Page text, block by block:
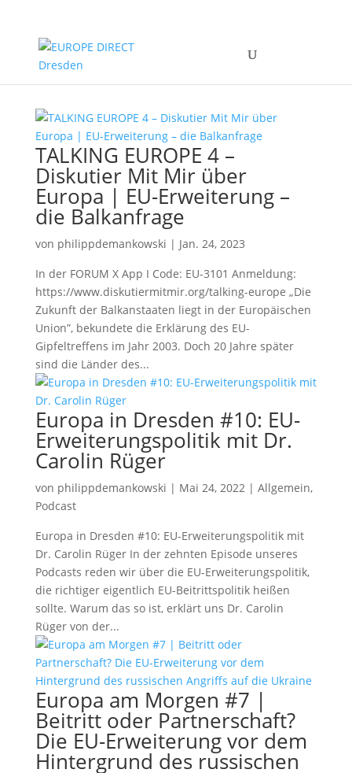
TALKING EUROPE 4 –
Diskutier Mit Mir über
Europa | EU-Erweiterung –
die Balkanfrage
von philippdemankowski | Jan. 24, 2023
In der FORUM X App I Code: EU-3101 Anmeldung:
https://www.diskutiermitmir.org/talking-europe „Die
Zukunft der Balkanstaaten liegt in der Europäischen
Union”, bekundete die Erklärung des EU-
Gipfeltreffens im Jahr 2003. Doch 20 Jahre später
sind die Länder des...
Europa in Dresden #10: EU-
Erweiterungspolitik mit Dr.
Carolin Rüger
von philippdemankowski | Mai 24, 2022| Allgemein,
Podcast
Europa in Dresden #10: EU-Erweiterungspolitik mit
Dr. Carolin Rüger In der zehnten Episode unseres
Podcasts reden wir über die EU-Erweiterungspolitik,
die richtiger eigentlich EU-Beitrittspolitik heißen
sollte. Warum das so ist, erklärt uns Dr. Carolin
Rüger von der...
Europa am Morgen #7 |
Beitritt oder Partnerschaft?
Die EU-Erweiterung vor dem
Hintergrund des russischen